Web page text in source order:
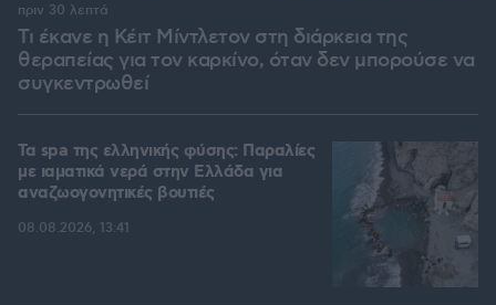
Τι έκανε η Κέιτ Μίντλετον στη διάρκεια της
θεραπείας για τον καρκίνο, όταν δεν μπορούσε να
συγκεντρωθεί
πριν 30 λεπτά
Τα spa της ελληνικής φύσης: Παραλίες
με ιαματικά νερά στην Ελλάδα για
αναζωογονητικές βουτιές
08.08.2026, 13:41